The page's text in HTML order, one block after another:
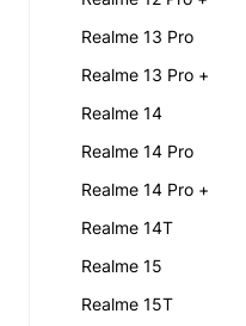
Realme 13 Pro
Realme 13 Pro +
Realme 14
Realme 14 Pro
Realme 14 Pro +
Realme 14T
Realme 15
Realme 15T